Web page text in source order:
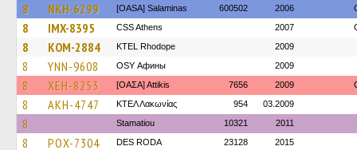
8 NKH-6299 [OASA] Salaminas 600502 2006
8 IMX-8395 CSS Athens 2007
8 KOM-2884 KTEL Rhodope 2009
8 YNN-9608 OSY Афины 2009
8 XEH-8253 [ΟΑΣΑ] Αttikis 7656 2009
8 AKH-4747 ΚΤΕΛ Λακωνίας 954 03.2009
8 Stamatiou 10321 2011
8 POX-7304 DES RODA 23128 2015